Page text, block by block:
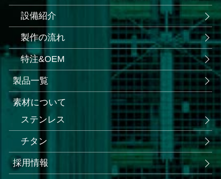
設備紹介
製作の流れ
特注&OEM
製品一覧
素材について
ステンレス
チタン
採用情報